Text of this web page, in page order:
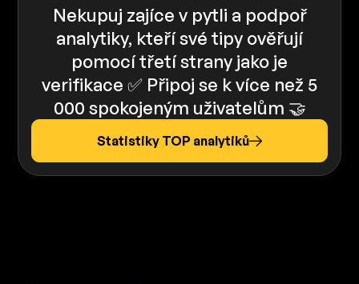
Nekupuj zajíce v pytli a podpoř
analytiky, kteří své tipy ověřují
pomocí třetí strany jako je
verifikace ✅️️ Připoj se k více než 5
000 spokojeným uživatelům 🤝
Statistiky TOP analytiků